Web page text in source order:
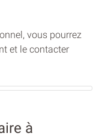
vous pourrez
et le contacter
à